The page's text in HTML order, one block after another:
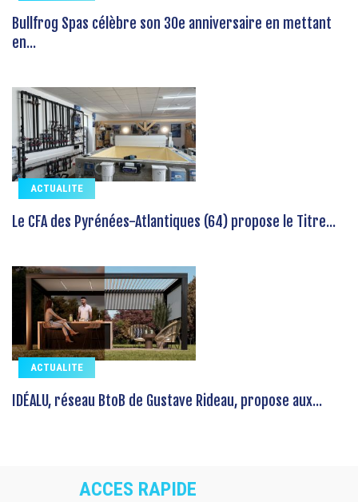
Bullfrog Spas célèbre son 30e anniversaire en mettant
en...
ACTUALITE
Le CFA des Pyrénées-Atlantiques (64) propose le Titre...
ACTUALITE
IDÉALU, réseau BtoB de Gustave Rideau, propose aux...
ACCES RAPIDE